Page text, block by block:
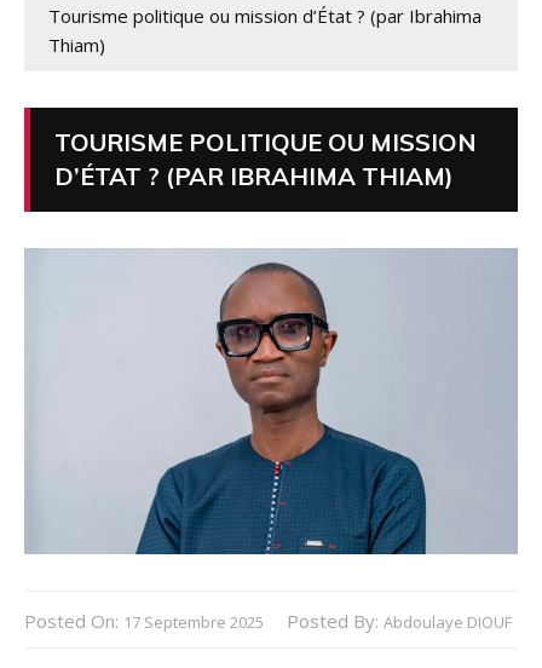
Tourisme politique ou mission d’État ? (par Ibrahima
Thiam)
TOURISME POLITIQUE OU MISSION
D’ÉTAT ? (PAR IBRAHIMA THIAM)
Posted On: 17 Septembre 2025 Posted By: Abdoulaye DIOUF